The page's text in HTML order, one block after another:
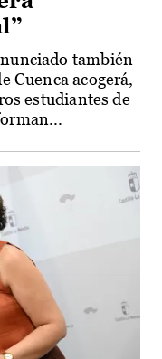
también
Cuenca acogerá,
estudiantes de